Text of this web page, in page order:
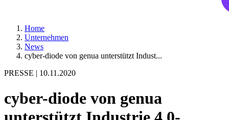
Home
Unternehmen
News
cyber-diode von genua unterstützt Indust...
PRESSE | 10.11.2020
cyber-diode von genua